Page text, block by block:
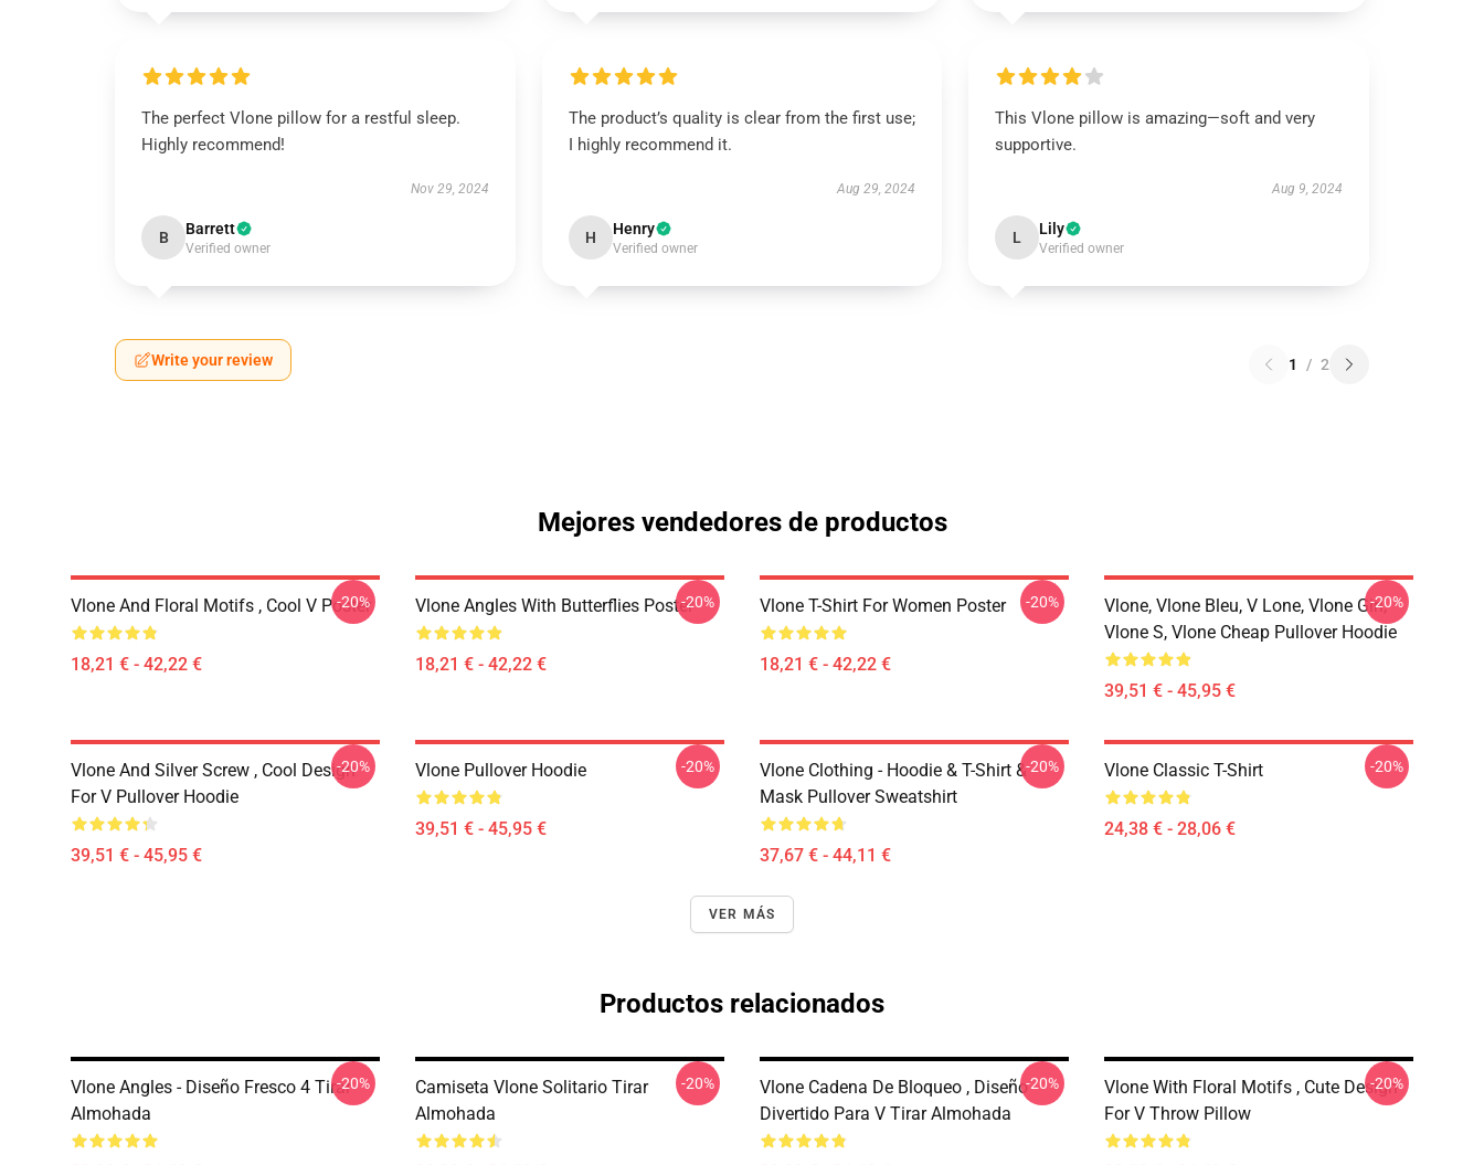
The perfect Vlone pillow for a restful sleep.
Highly recommend!
Nov 29, 2024
B Barrett
Verified owner
The product’s quality is clear from the first use;
I highly recommend it.
Aug 29, 2024
H Henry
Verified owner
This Vlone pillow is amazing—soft and very
supportive.
Aug 9, 2024
L Lily
Verified owner
Write your review 1 / 2
Mejores vendedores de productos
Vlone And Floral Motifs , Cool V Poster
18,21 € - 42,22 €
-20% Vlone Angles With Butterflies Poster
18,21 € - 42,22 €
-20% Vlone T-Shirt For Women Poster
18,21 € - 42,22 €
-20%
Vlone, Vlone Bleu, V Lone, Vlone Girl,
Vlone S, Vlone Cheap Pullover Hoodie
39,51 € - 45,95 €
-20%
Vlone And Silver Screw , Cool Design
For V Pullover Hoodie
39,51 € - 45,95 €
-20% Vlone Pullover Hoodie
39,51 € - 45,95 €
-20%
Vlone Clothing - Hoodie & T-Shirt &
Mask Pullover Sweatshirt
37,67 € - 44,11 €
-20% Vlone Classic T-Shirt
24,38 € - 28,06 €
-20%
VER MÁS
Productos relacionados
Vlone Angles - Diseño Fresco 4 Tirar
Almohada
-20%
Camiseta Vlone Solitario Tirar
Almohada
-20%
Vlone Cadena De Bloqueo , Diseño
Divertido Para V Tirar Almohada
-20%
Vlone With Floral Motifs , Cute Design
For V Throw Pillow
-20%